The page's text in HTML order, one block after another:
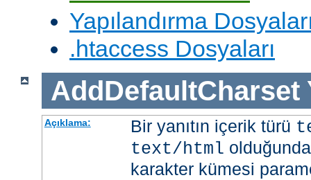
Yapılandırma
.htaccess Dosyaları
AddDefaultCharset
Açıklama: Bir yanıtın içerik türü
text/html
karakter kümesi